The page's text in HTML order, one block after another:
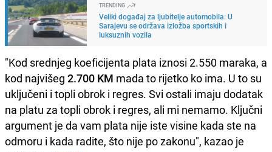
TRENDING
Veliki događaj za ljubitelje automobila: U
Sarajevu se održava izložba sportskih i
luksuznih vozila
"Kod srednjeg koeficijenta plata iznosi 2.550 maraka, a
kod najvišeg 2.700 KM mada to rijetko ko ima. U to su
uključeni i topli obrok i regres. Svi ostali imaju dodatak
na platu za topli obrok i regres, ali mi nemamo. Ključni
argument je da vam plata nije iste visine kada ste na
odmoru i kada radite, što nije po zakonu", kazao je